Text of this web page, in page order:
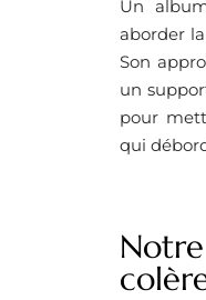
Un
aborder
Son
un
pour
qui